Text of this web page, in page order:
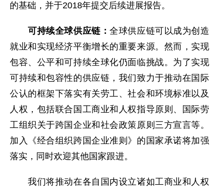
的基础，并于2018年提交后续进展报告。
可持续全球供应链：全球供应链可以成为创造
就业和实现经济平衡增长的重要来源。然而，实现
包容、公平和可持续全球化仍面临挑战。为了实现
可持续和包容性的供应链，我们致力于推动在国际
公认的框架下落实有关劳工、社会和环境标准以及
人权，包括联合国工商业和人权指导原则、国际劳
工组织关于跨国企业和社会政策原则三方宣言等。
加入《经合组织跨国企业准则》的国家承诺将加强
落实，同时欢迎其他国家跟进。
我们将推动在各自国内设立诸如工商业和人权